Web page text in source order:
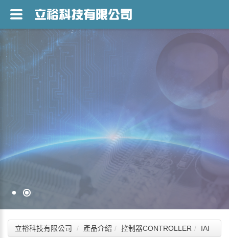
立裕科技有限公司 產品介紹 控制器CONTROLLER IAI